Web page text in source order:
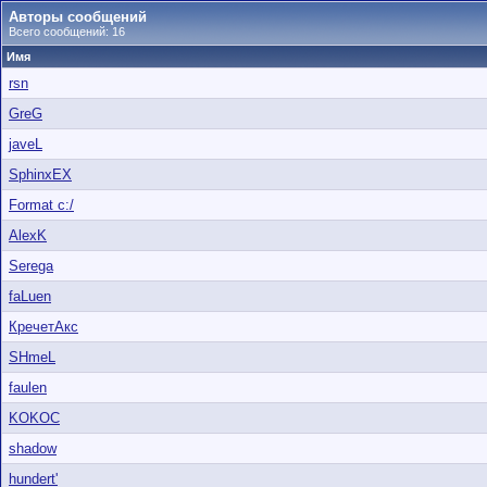
Авторы сообщений
Всего сообщений: 16
Имя
rsn
GreG
javeL
SphinxEX
Format c:/
AlexK
Serega
faLuen
КречетАкс
SHmeL
faulen
KOKOC
shadow
hundert'